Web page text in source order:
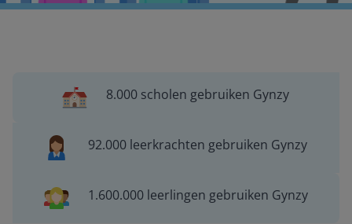
8.000 scholen gebruiken Gynzy
92.000 leerkrachten gebruiken Gynzy
1.600.000 leerlingen gebruiken Gynzy